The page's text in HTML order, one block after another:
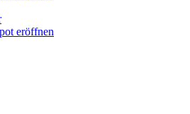
eröffnen